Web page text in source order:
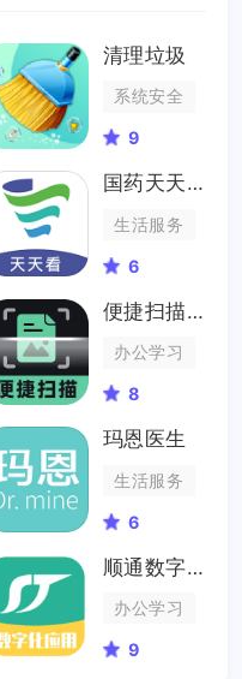
清理垃圾
系统安全
9
国药天天看
生活服务
6
便捷扫描大师
办公学习
8
玛恩医生
生活服务
6
顺通数字应用
办公学习
9